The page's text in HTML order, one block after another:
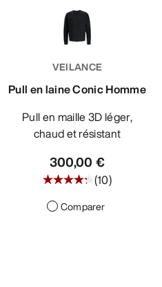
VEILANCE
Pull en laine Conic Homme
Pull en maille 3D léger,
chaud et résistant
300,00 €
(10)
Comparer